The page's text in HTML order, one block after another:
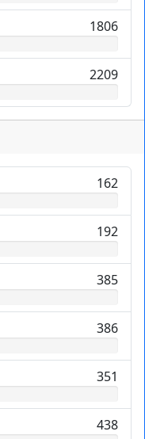
1806
2209
162
192
385
386
351
438